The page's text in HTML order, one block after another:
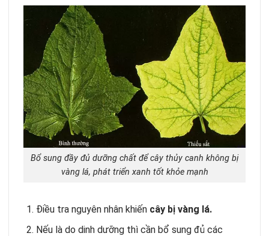
Bổ sung đầy đủ dưỡng chất để cây thủy canh không bị
vàng lá, phát triển xanh tốt khỏe mạnh
Điều tra nguyên nhân khiến cây bị vàng lá.
Nếu là do dinh dưỡng thì cần bổ sung đủ các